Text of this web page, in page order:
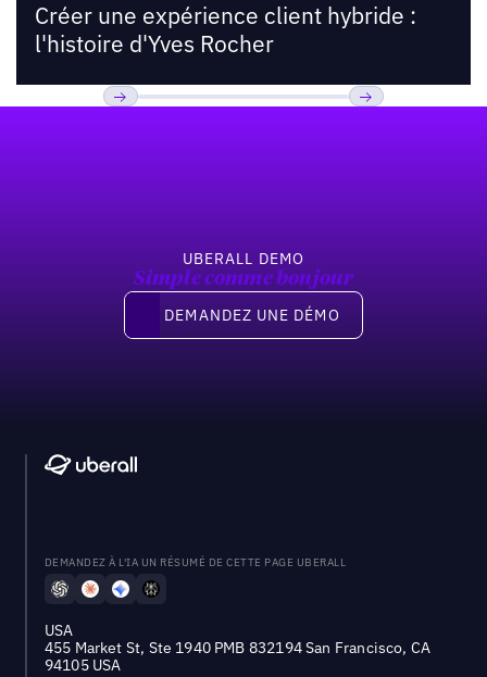
Créer une expérience client hybride :
l'histoire d'Yves Rocher
UBERALL DEMO
Simple comme bonjour
Demandez une démo
DEMANDEZ UNE DÉMO
DEMANDEZ À L'IA UN RÉSUMÉ DE CETTE PAGE UBERALL
USA
455 Market St, Ste 1940 PMB 832194 San Francisco, CA
94105 USA